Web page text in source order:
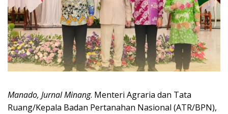
Manado, Jurnal Minang. Menteri Agraria dan Tata
Ruang/Kepala Badan Pertanahan Nasional (ATR/BPN),